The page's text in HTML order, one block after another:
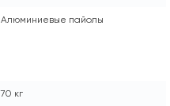
Алюминиевые пайолы
70 кг